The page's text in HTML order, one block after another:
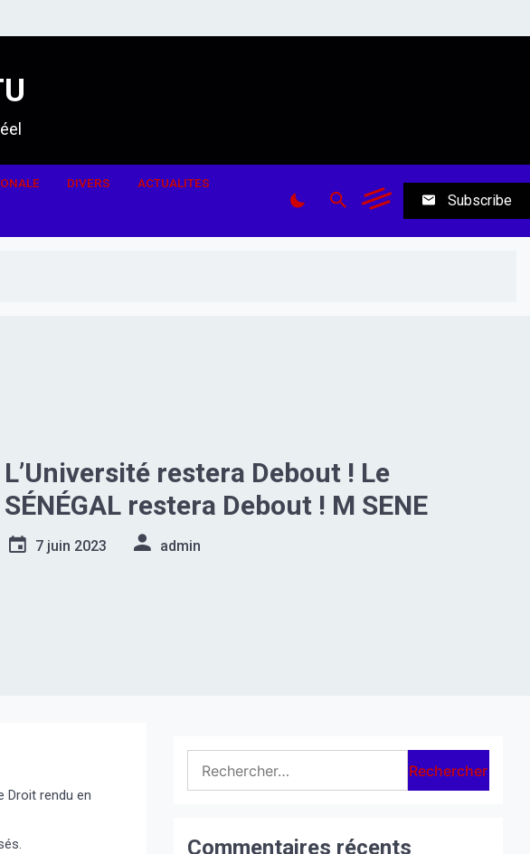
DIVERS ACTUALITES
Subscribe
L’Université restera Debout ! Le
SÉNÉGAL restera Debout ! M SENE
7 juin 2023 admin
Droit rendu en
Commentaires récents